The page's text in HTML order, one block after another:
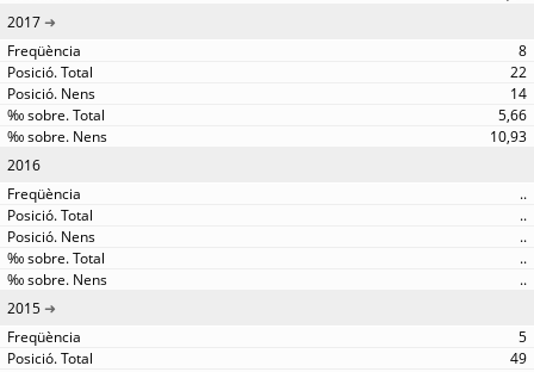
2017
8
22
14
5,66
10,93
2016
..
..
..
..
..
2015
5
49